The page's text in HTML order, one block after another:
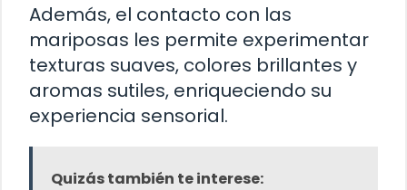
Además, el contacto con las
mariposas les permite experimentar
texturas suaves, colores brillantes y
aromas sutiles, enriqueciendo su
experiencia sensorial.
Quizás también te interese: